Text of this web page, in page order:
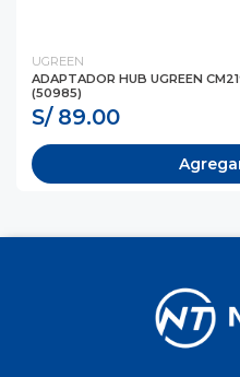
UGREEN
ADAPTADOR HUB UGREEN
(50985)
S/ 89.00